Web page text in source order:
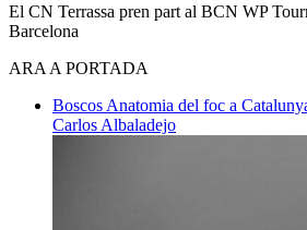
El CN Terrassa pren part al BCN WP
Barcelona
ARA A PORTADA
Boscos Anatomia del foc a
Carlos Albaladejo